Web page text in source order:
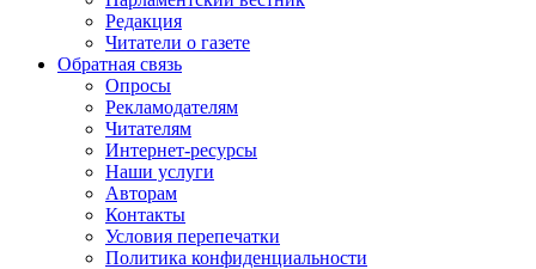
Редакция
Читатели о газете
Обратная связь
Опросы
Рекламодателям
Читателям
Интернет-ресурсы
Наши услуги
Авторам
Контакты
Условия перепечатки
Политика конфиденциальности